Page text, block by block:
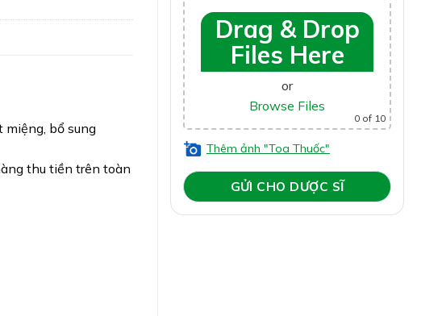
Drag & Drop
Files Here
or
Browse Files
0 of 10
Thêm ảnh "Toa Thuốc"
miệng, bổ sung
thu tiền trên toàn